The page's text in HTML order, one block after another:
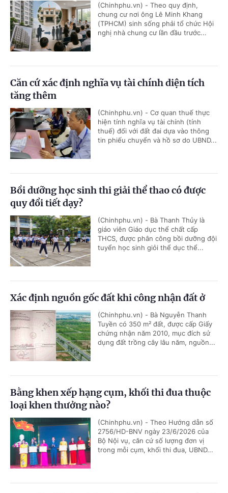
(Chinhphu.vn) - Theo quy định,
chung cư nơi ông Lê Minh Khang
(TPHCM) sinh sống phải tổ chức Hội
nghị nhà chung cư lần đầu trước...
Căn cứ xác định nghĩa vụ tài chính diện tích
tăng thêm
(Chinhphu.vn) - Cơ quan thuế thực
hiện tính nghĩa vụ tài chính (tính
thuế) đối với đất đai dựa vào thông
tin phiếu chuyển và hồ sơ do UBND...
Bồi dưỡng học sinh thi giải thể thao có được
quy đổi tiết dạy?
(Chinhphu.vn) - Bà Thanh Thủy là
giáo viên Giáo dục thể chất cấp
THCS, được phân công bồi dưỡng đội
tuyển học sinh giỏi thể dục thể...
Xác định nguồn gốc đất khi công nhận đất ở
(Chinhphu.vn) - Bà Nguyễn Thanh
Tuyền có 350 m² đất, được cấp Giấy
chứng nhận năm 2010, mục đích sử
dụng đất trồng cây lâu năm, nguồn...
Bằng khen xếp hạng cụm, khối thi đua thuộc
loại khen thưởng nào?
(Chinhphu.vn) - Theo Hướng dẫn số
2756/HD-BNV ngày 23/6/2026 của
Bộ Nội vụ, căn cứ số lượng đơn vị
trong mỗi cụm, khối thi đua, UBND...